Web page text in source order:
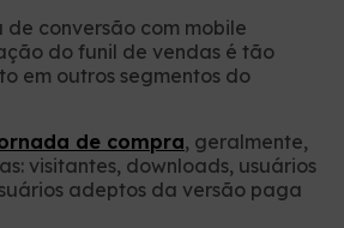
de conversão com mobile
do funil de vendas é tão
em outros segmentos do
de compra, geralmente,
visitantes, downloads, usuários
adeptos da versão paga